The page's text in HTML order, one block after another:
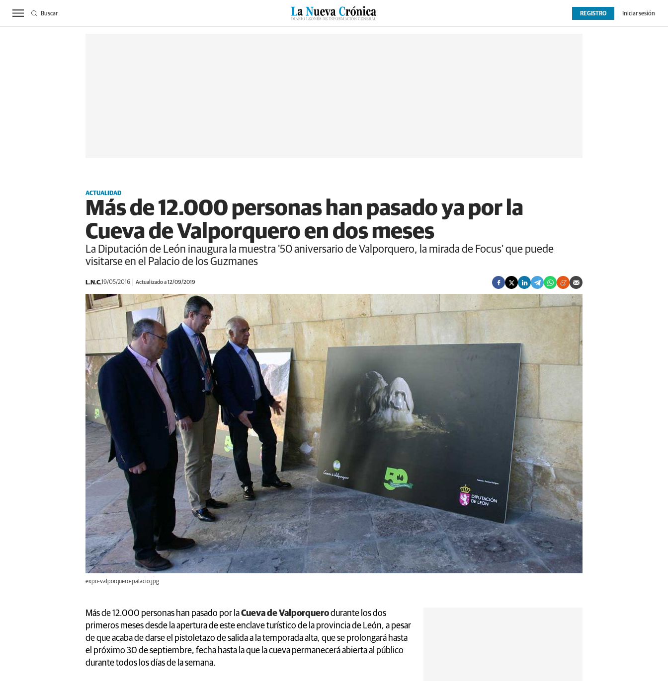
ACTUALIDAD BIERZO SUCESOS CULTURAS ESPECIALES DEPORTES OPINIÓN EXTRAS
REGISTRO Iniciar sesión
Buscar
ACTUALIDAD
Más de 12.000 personas han pasado ya por la
Cueva de Valporquero en dos meses
La Diputación de León inaugura la muestra '50 aniversario de Valporquero, la mirada de Focus' que puede
visitarse en el Palacio de los Guzmanes
L.N.C.19/05/2016 Actualizado a 12/09/2019
expo-valporquero-palacio.jpg
Más de 12.000 personas han pasado por laCueva de Valporquerodurante los dos
primeros meses desde la apertura de este enclave turístico de la provincia de León, a pesar
de que acaba de darse el pistoletazo de salida a la temporada alta, que se prolongará hasta
el próximo 30 de septiembre, fecha hasta la que la cueva permanecerá abierta al público
durante todos los días de la semana.